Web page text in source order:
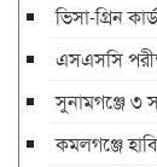
ভিসা-গ্রিন
এসএসসি
সুনামগঞ্জে ৩
কমলগঞ্জে